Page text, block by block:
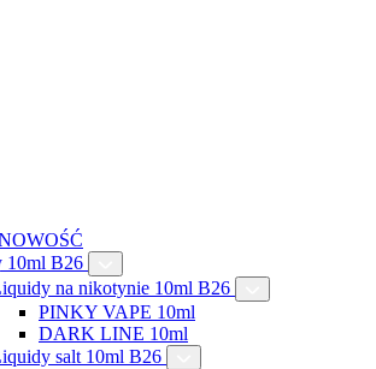
10ml B26
na nikotynie 10ml B26
PINKY VAPE 10ml
DARK LINE 10ml
salt 10ml B26